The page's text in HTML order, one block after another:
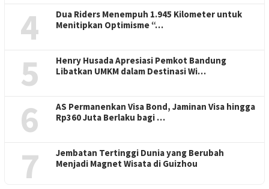
4
Dua Riders Menempuh 1.945 Kilometer untuk
Menitipkan Optimisme “…
5
Henry Husada Apresiasi Pemkot Bandung
Libatkan UMKM dalam Destinasi Wi…
6
AS Permanenkan Visa Bond, Jaminan Visa hingga
Rp360 Juta Berlaku bagi …
7
Jembatan Tertinggi Dunia yang Berubah
Menjadi Magnet Wisata di Guizhou